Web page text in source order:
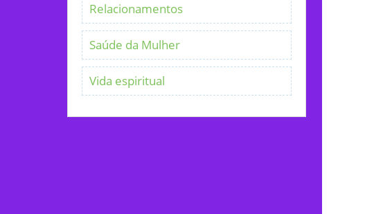
Relacionamentos
Saúde da Mulher
Vida espiritual